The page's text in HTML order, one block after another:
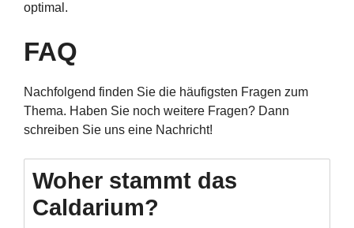
optimal.
FAQ
Nachfolgend finden Sie die häufigsten Fragen zum
Thema. Haben Sie noch weitere Fragen? Dann
schreiben Sie uns eine Nachricht!
Woher stammt das
Caldarium?